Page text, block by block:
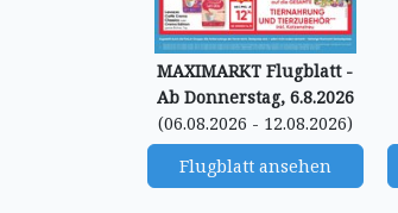
MAXIMARKT Flugblatt -
Ab Donnerstag, 6.8.2026
(06.08.2026 - 12.08.2026)
Flugblatt ansehen